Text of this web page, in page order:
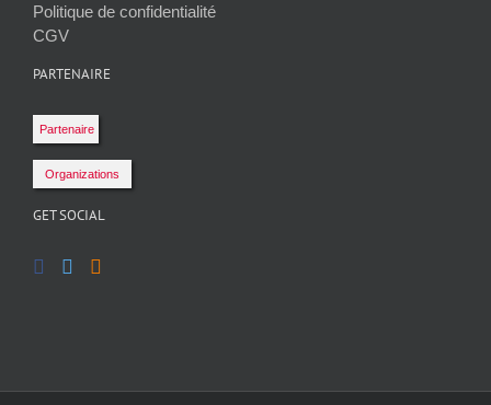
Politique de confidentialité
CGV
PARTENAIRE
Partenaire
Organizations
GET SOCIAL